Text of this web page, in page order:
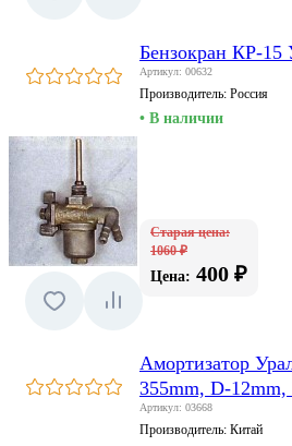
Бензокран КР-15
Артикул: 00632
Производитель: Россия
• В наличии
Старая цена:
1060 ₽
Цена: 400 ₽
Амортизатор
355mm, D-
Артикул: 03668
Производитель: Китай